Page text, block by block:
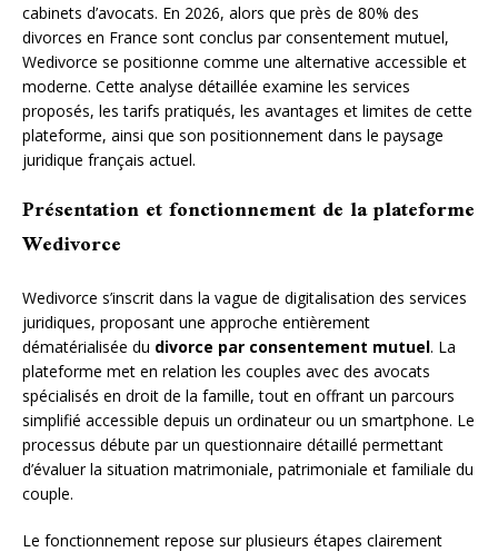
cabinets d’avocats. En 2026, alors que près de 80% des
divorces en France sont conclus par consentement mutuel,
Wedivorce se positionne comme une alternative accessible et
moderne. Cette analyse détaillée examine les services
proposés, les tarifs pratiqués, les avantages et limites de cette
plateforme, ainsi que son positionnement dans le paysage
juridique français actuel.
Présentation et fonctionnement de la plateforme
Wedivorce
Wedivorce s’inscrit dans la vague de digitalisation des services
juridiques, proposant une approche entièrement
dématérialisée du divorce par consentement mutuel. La
plateforme met en relation les couples avec des avocats
spécialisés en droit de la famille, tout en offrant un parcours
simplifié accessible depuis un ordinateur ou un smartphone. Le
processus débute par un questionnaire détaillé permettant
d’évaluer la situation matrimoniale, patrimoniale et familiale du
couple.
Le fonctionnement repose sur plusieurs étapes clairement